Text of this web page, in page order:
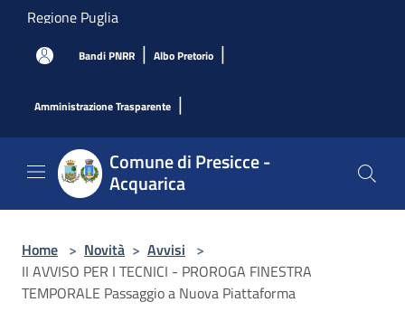
Salta al contenuto principale
Regione Puglia
Bandi PNRR | Albo Pretorio |
Amministrazione Trasparente |
Comune di Presicce -
Acquarica
Home > Novità > Avvisi >
II AVVISO PER I TECNICI - PROROGA FINESTRA
TEMPORALE Passaggio a Nuova Piattaforma